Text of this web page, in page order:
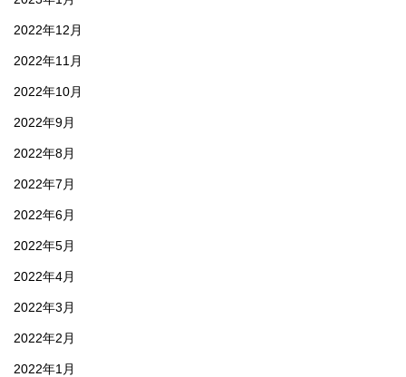
2022年12月
2022年11月
2022年10月
2022年9月
2022年8月
2022年7月
2022年6月
2022年5月
2022年4月
2022年3月
2022年2月
2022年1月